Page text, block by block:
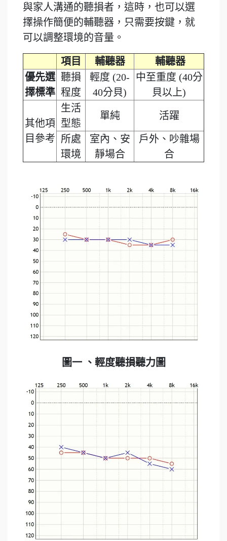
與家人溝通的聽損者，這時，也可以選
擇操作簡便的輔聽器，只需要按鍵，就
可以調整環境的音量。
項目 輔聽器
輔聽器
優先選
擇標準
聽損
程度
輕度 (20-
40分貝)
中至重度 (40分
貝以上)
其他項
目參考
生活
型態
單純 活躍
所處
環境
室內、安
靜場合
戶外、吵雜場
合
圖一 、輕度聽損聽力圖